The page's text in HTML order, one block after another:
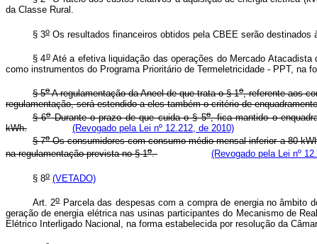
da Classe Rural.
§ 3o Os resultados financeiros obtidos pela CBEE serão
§ 4oAté a efetiva liquidação das operações do Mercado
como instrumentos do Programa Prioritário de Termeletricidade - PPT, na
§ 5oA regulamentação da Aneel de que trata o § 1o, referente aos
regulamentação, será estendido a eles também o critério de
§ 6oDurante o prazo de que cuida o § 5o, fica mantido o
kWh.
(Revogado pela Lei nº 12.212, de 2010)
§ 7oOs consumidores com consumo médio mensal inferior a 80
na regulamentação prevista no § 1o. (Revogado pela Lei nº
§ 8o (VETADO)
Art. 2oParcela das despesas com a compra de energia no âmbito
geração de energia elétrica nas usinas participantes do Mecanismo de
Elétrico Interligado Nacional, na forma estabelecida por resolução da